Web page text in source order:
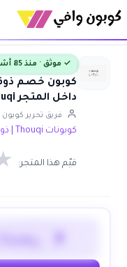
✓ موثق · منذ 85 أشهر
داخل المتجر Thouqi
فريق تحرير كوبون
كوبونات Thouqi | ذوقي
قيّم هذا المتجر:
لا